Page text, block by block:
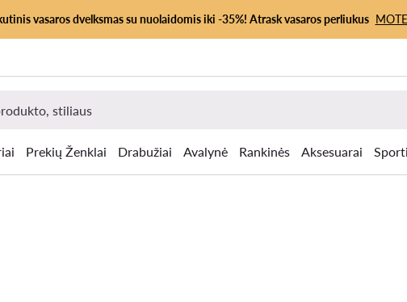
vasaros dvelksmas su nuolaidomis iki -35%! Atrask vasaros perliukus
Prekių Ženklai Drabužiai Avalynė Rankinės Aksesuarai